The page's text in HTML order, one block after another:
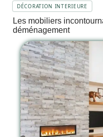
DÉCORATION INTERIEURE
Les mobiliers
déménagement